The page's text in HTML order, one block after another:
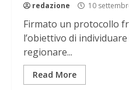
redazione 10
Firmato un protocollo
l’obiettivo di
regionare...
Read More